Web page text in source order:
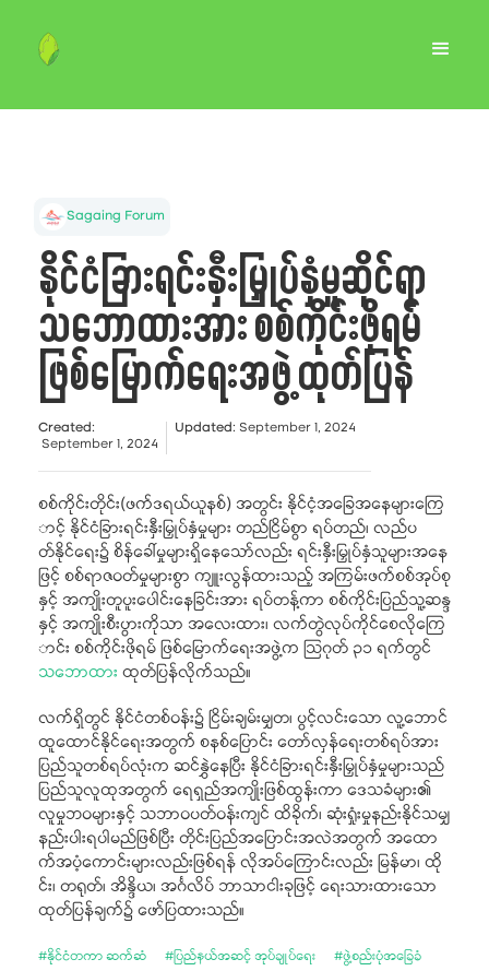
Sagaing Forum
နိုင်ငံခြားရင်းနှီးမြှုပ်နှံမှုဆိုင်ရာ
သဘောထားအား စစ်ကိုင်းဖိုရမ်
ဖြစ်မြောက်ရေးအဖွဲ့ ထုတ်ပြန်
Created:
September 1, 2024
Updated: September 1, 2024
စစ်ကိုင်းတိုင်း(ဖက်ဒရယ်ယူနစ်) အတွင်း နိုင်ငံ့အခြေအနေများကြေ
ာင့် နိုင်ငံခြားရင်းနှီးမြှုပ်နှံမှုများ တည်ငြိမ်စွာ ရပ်တည်၊ လည်ပ
တ်နိုင်ရေး၌ စိန်ခေါ်မှုများရှိနေသော်လည်း ရင်းနှီးမြှုပ်နှံသူများအနေ
ဖြင့် စစ်ရာဇဝတ်မှုများစွာ ကျူးလွန်ထားသည့် အကြမ်းဖက်စစ်အုပ်စု
နှင့် အကျိုးတူပူးပေါင်းနေခြင်းအား ရပ်တန့်ကာ စစ်ကိုင်းပြည်သူ့ဆန္ဒ
နှင့် အကျိုးစီးပွားကိုသာ အလေးထား၊ လက်တွဲလုပ်ကိုင်စေလိုကြေ
ာင်း စစ်ကိုင်းဖိုရမ် ဖြစ်မြောက်ရေးအဖွဲ့က သြဂုတ် ၃၁ ရက်တွင်
သဘောထား ထုတ်ပြန်လိုက်သည်။
လက်ရှိတွင် နိုင်ငံတစ်ဝန်း၌ ငြိမ်းချမ်းမျှတ၊ ပွင့်လင်းသော လူ့ဘောင်
ထူထောင်နိုင်ရေးအတွက် စနစ်ပြောင်း တော်လှန်ရေးတစ်ရပ်အား
ပြည်သူတစ်ရပ်လုံးက ဆင်နွှဲနေပြီး နိုင်ငံခြားရင်းနှီးမြှုပ်နှံမှုများသည်
ပြည်သူလူထုအတွက် ရေရှည်အကျိုးဖြစ်ထွန်းကာ ဒေသခံများ၏
လူမှုဘဝများနှင့် သဘာဝပတ်ဝန်းကျင် ထိခိုက်၊ ဆုံးရှုံးမှုနည်းနိုင်သမျှ
နည်းပါးရပါမည်ဖြစ်ပြီး တိုင်းပြည်အပြောင်းအလဲအတွက် အထော
က်အပံ့ကောင်းများလည်းဖြစ်ရန် လိုအပ်ကြောင်းလည်း မြန်မာ၊ ထို
င်း၊ တရုတ်၊ အိန္ဒိယ၊ အင်္ဂလိပ် ဘာသာငါးခုဖြင့် ရေးသားထားသော
ထုတ်ပြန်ချက်၌ ဖော်ပြထားသည်။
#နိုင်ငံတကာ ဆက်ဆံ
#ပြည်နယ်အဆင့် အုပ်ချုပ်ရေး
#ဖွဲ့စည်းပုံအခြေခံ